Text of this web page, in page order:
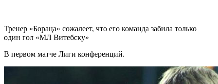
Тренер «Бораца» сожалеет, что его команда забила только
один гол «МЛ Витебску»
В первом матче Лиги конференций.